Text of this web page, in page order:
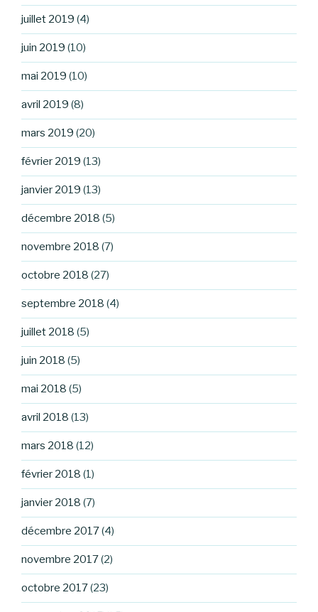
juillet 2019 (4)
juin 2019 (10)
mai 2019 (10)
avril 2019 (8)
mars 2019 (20)
février 2019 (13)
janvier 2019 (13)
décembre 2018 (5)
novembre 2018 (7)
octobre 2018 (27)
septembre 2018 (4)
juillet 2018 (5)
juin 2018 (5)
mai 2018 (5)
avril 2018 (13)
mars 2018 (12)
février 2018 (1)
janvier 2018 (7)
décembre 2017(4)
novembre 2017(2)
octobre 2017(23)